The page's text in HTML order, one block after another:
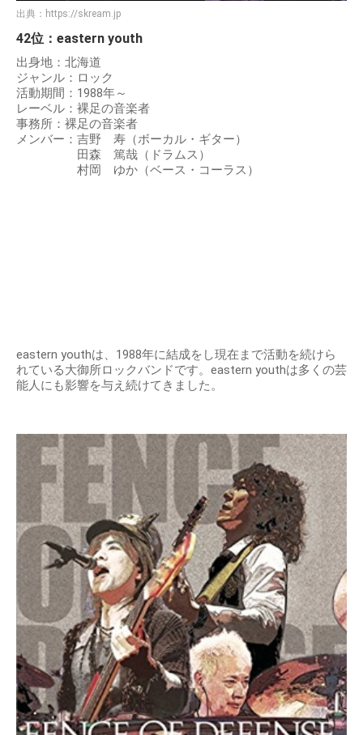
出典： https://skream.jp
42位：eastern youth
出身地：北海道
ジャンル：ロック
活動期間：1988年～
レーベル：裸足の音楽者
事務所：裸足の音楽者
メンバー：吉野 寿（ボーカル・ギター）
田森 篤哉（ドラムス）
村岡 ゆか（ベース・コーラス）
eastern youthは、1988年に結成をし現在まで活動を続けら
れている大御所ロックバンドです。eastern youthは多くの芸
能人にも影響を与え続けてきました。